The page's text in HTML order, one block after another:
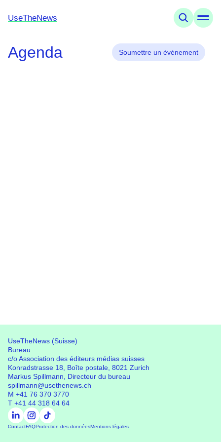
UseTheNews
Thèmes
Offres
UseTheNews (Suisse)
Bureau
c/o Association des éditeurs médias suisses
Konradstrasse 18, Boîte postale, 8021 Zurich
ContactFAQProtection des donnéesMentions légales
Agenda Soumettre un évènement
UseTheNews (Suisse)
Bureau
c/o Association des éditeurs médias suisses
Konradstrasse 18, Boîte postale, 8021 Zurich
Markus Spillmann, Directeur du bureau
spillmann@usethenews.ch
M +41 76 370 3770
T +41 44 318 64 64
ContactFAQProtection des donnéesMentions légales